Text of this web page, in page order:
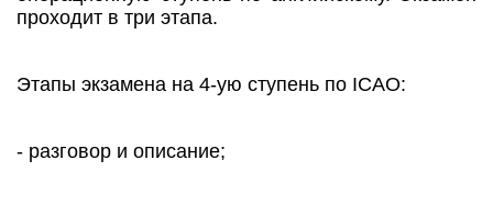
проходит в три этапа.
Этапы экзамена на 4-ую ступень по ICAO:
- разговор и описание;